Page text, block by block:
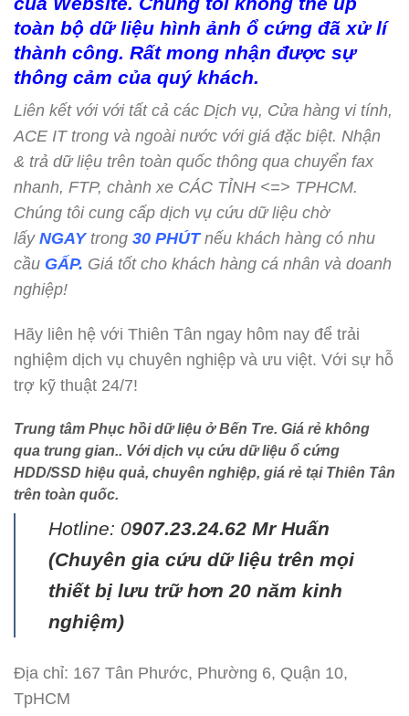
toàn bộ dữ liệu hình ảnh ổ cứng đã xử lí
thành công. Rất mong nhận được sự
thông cảm của quý khách.
Liên kết với với tất cả các Dịch vụ, Cửa hàng vi tính,
ACE IT trong và ngoài nước với giá đặc biệt. Nhận
& trả dữ liệu trên toàn quốc thông qua chuyển fax
nhanh, FTP, chành xe CÁC TỈNH <=> TPHCM.
Chúng tôi cung cấp dịch vụ cứu dữ liệu chờ
lấy NGAYtrong 30 PHÚTnếu khách hàng có nhu
cầu GẤP. Giá tốt cho khách hàng cá nhân và doanh
nghiệp!
Hãy liên hệ với Thiên Tân ngay hôm nay để trải
nghiệm dịch vụ chuyên nghiệp và ưu việt. Với sự hỗ
trợ kỹ thuật 24/7!
Trung tâm Phục hồi dữ liệu ở Bến Tre. Giá rẻ không
qua trung gian.. Với dịch vụ cứu dữ liệu ổ cứng
HDD/SSD hiệu quả, chuyên nghiệp, giá rẻ tại Thiên Tân
trên toàn quốc.
Hotline: 0907.23.24.62 Mr Huấn
(Chuyên gia cứu dữ liệu trên mọi
thiết bị lưu trữ hơn 20 năm kinh
nghiệm)
Địa chỉ: 167 Tân Phước, Phường 6, Quận 10,
TpHCM